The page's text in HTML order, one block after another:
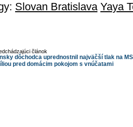
Slovan Bratislava Yaya
článok
dôchodca uprednostnil najväčší tlak na
pred domácim pokojom s vnúčatami